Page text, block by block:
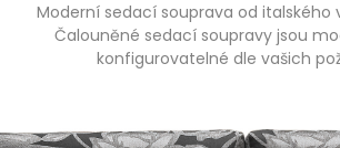
Moderní sedací souprava od italského
Čalouněné sedací soupravy jsou
konfigurovatelné dle vašich